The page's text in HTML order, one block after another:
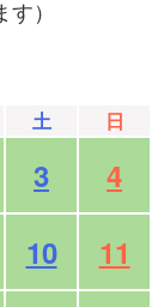
）
土 日
3
4
10
11